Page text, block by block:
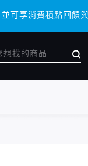
享消費積點回饋與
享消費積點回饋與